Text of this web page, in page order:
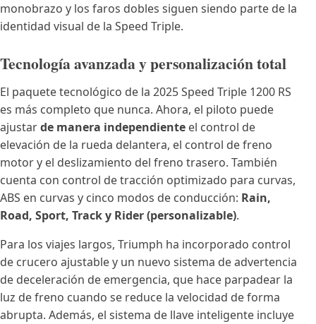
monobrazo y los faros dobles siguen siendo parte de la
identidad visual de la Speed Triple.
Tecnología avanzada y personalización total
El paquete tecnológico de la 2025 Speed Triple 1200 RS
es más completo que nunca. Ahora, el piloto puede
ajustarde manera independiente el control de
elevación de la rueda delantera, el control de freno
motor y el deslizamiento del freno trasero. También
cuenta con control de tracción optimizado para curvas,
ABS en curvas y cinco modos de conducción: Rain,
Road, Sport, Track y Rider (personalizable).
Para los viajes largos, Triumph ha incorporado control
de crucero ajustable y un nuevo sistema de advertencia
de deceleración de emergencia, que hace parpadear la
luz de freno cuando se reduce la velocidad de forma
abrupta. Además, el sistema de llave inteligente incluye